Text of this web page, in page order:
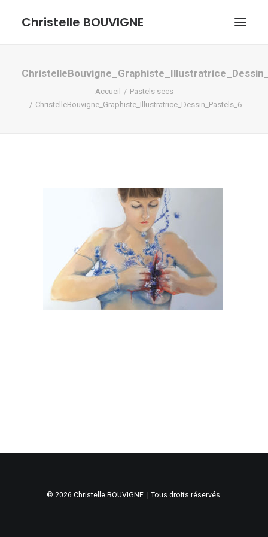
Christelle BOUVIGNE
GRAPHISME ET ILLUSTRATIONS
Accueil
Pastels secs
ChristelleBouvigne_Graphiste_Illustratrice_Dessin_Pastels_6
© 2026 Christelle BOUVIGNE. | Tous droits réservés.